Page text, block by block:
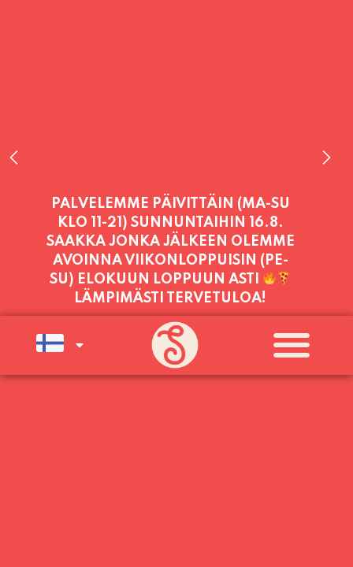
PALVELEMME TÄNÄÄN:
TORSTAI 11:00 - 21:00
PALVELEMME PÄIVITTÄIN (MA-SU
KLO 11-21) SUNNUNTAIHIN 16.8.
SAAKKA JONKA JÄLKEEN OLEMME
AVOINNA VIIKONLOPPUISIN (PE-
SU) ELOKUUN LOPPUUN ASTI
LÄMPIMÄSTI TERVETULOA!